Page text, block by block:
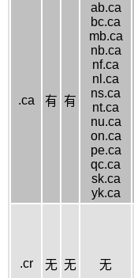
.ca 有 有
ab.ca
bc.ca
mb.ca
nb.ca
nf.ca
nl.ca
ns.ca
nt.ca
nu.ca
on.ca
pe.ca
qc.ca
sk.ca
yk.ca
.cr 无 无 无